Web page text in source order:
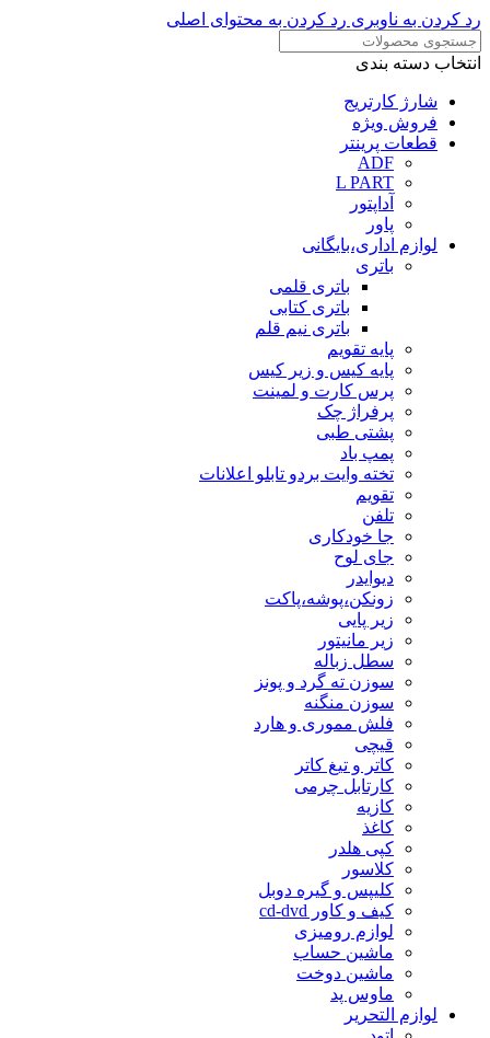
رد کردن به ناوبری رد کردن به محتوای اصلی
انتخاب دسته بندی
شارژ کارتریج
فروش ویژه
قطعات پرینتر
ADF
L PART
آداپتور
پاور
لوازم اداری،بایگانی
باتری
باتری قلمی
باتری کتابی
باتری نیم قلم
پایه تقویم
پایه کیس و زیر کیس
پرس کارت و لمینت
پرفراژ چک
پشتی طبی
پمپ باد
تخته وایت بردو تابلو اعلانات
تقویم
تلفن
جا خودکاری
جای لوح
دیوایدر
زونکن،پوشه،پاکت
زیر پایی
زیر مانیتور
سطل زباله
سوزن ته گرد و پونز
سوزن منگنه
فلش مموری و هارد
قیچی
کاتر و تیغ کاتر
کارتابل چرمی
کازیه
کاغذ
کپی هلدر
کلاسور
کلیپس و گیره دوبل
کیف و کاور cd-dvd
لوازم رومیزی
ماشین حساب
ماشین دوخت
ماوس پد
لوازم التحریر